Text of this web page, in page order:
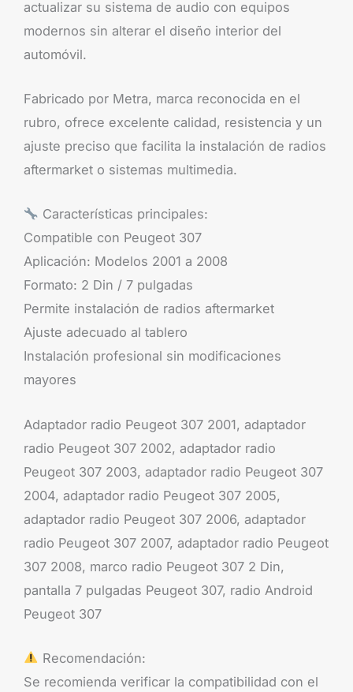
actualizar su sistema de audio con equipos
modernos sin alterar el diseño interior del
automóvil.
Fabricado por Metra, marca reconocida en el
rubro, ofrece excelente calidad, resistencia y un
ajuste preciso que facilita la instalación de radios
aftermarket o sistemas multimedia.
Características principales:
Compatible con Peugeot 307
Aplicación: Modelos 2001 a 2008
Formato: 2 Din / 7 pulgadas
Permite instalación de radios aftermarket
Ajuste adecuado al tablero
Instalación profesional sin modificaciones
mayores
Adaptador radio Peugeot 307 2001, adaptador
radio Peugeot 307 2002, adaptador radio
Peugeot 307 2003, adaptador radio Peugeot 307
2004, adaptador radio Peugeot 307 2005,
adaptador radio Peugeot 307 2006, adaptador
radio Peugeot 307 2007, adaptador radio Peugeot
307 2008, marco radio Peugeot 307 2 Din,
pantalla 7 pulgadas Peugeot 307, radio Android
Peugeot 307
Recomendación:
Se recomienda verificar la compatibilidad con el